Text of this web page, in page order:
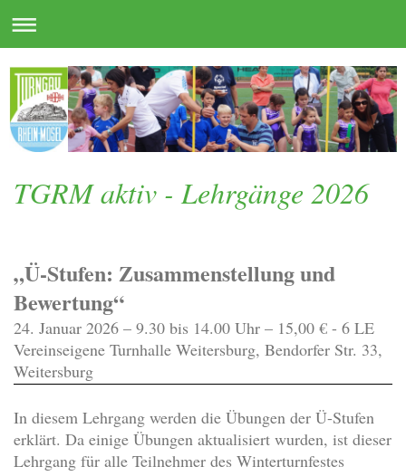
TGRM aktiv - Lehrgänge 2026
„Ü-Stufen: Zusammenstellung und
Bewertung“
24. Januar 2026 – 9.30 bis 14.00 Uhr – 15,00 € - 6 LE
Vereinseigene Turnhalle Weitersburg, Bendorfer Str. 33,
Weitersburg
In diesem Lehrgang werden die Übungen der Ü-Stufen
erklärt. Da einige Übungen aktualisiert wurden, ist dieser
Lehrgang für alle Teilnehmer des Winterturnfestes